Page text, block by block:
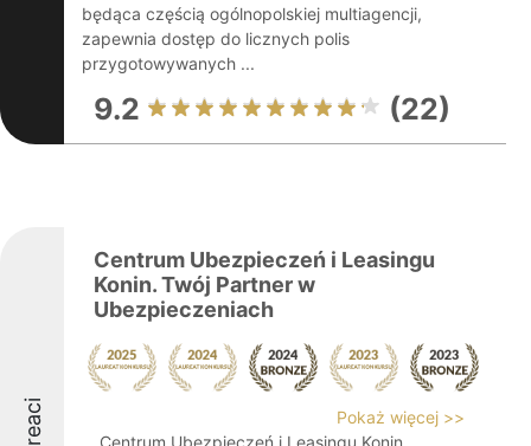
będąca częścią ogólnopolskiej multiagencji,
zapewnia dostęp do licznych polis
przygotowywanych ...
9.2 (22)
Centrum Ubezpieczeń i Leasingu
Konin. Twój Partner w
Ubezpieczeniach
Pokaż więcej >>
Centrum Ubezpieczeń i Leasingu Konin